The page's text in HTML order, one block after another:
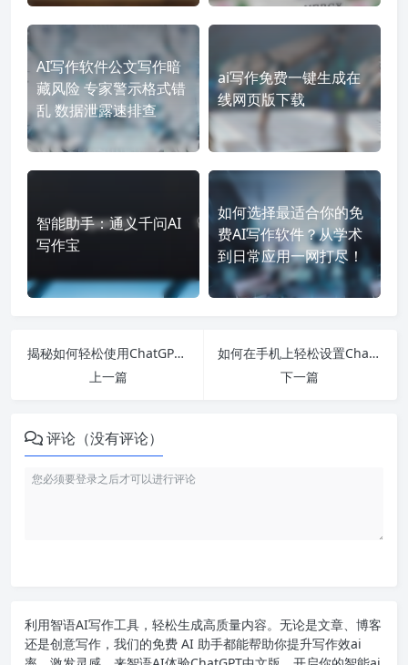
AI写作软件公文写作暗
藏风险 专家警示格式错
乱 数据泄露速排查
ai写作免费一键生成在
线网页版下载
智能助手：通义千问AI
写作宝
如何选择最适合你的免
费AI写作软件？从学术
到日常应用一网打尽！
揭秘如何轻松使用ChatGPT中文网页版：设置中文、手机版与功能全解析
上一篇
如何在手机上轻松设置ChatGPT中文版？全方位解答你的问题与困惑
下一篇
评论（没有评论）
利用智语AI写作工具，轻松生成高质量内容。无论是文章、博客
还是创意写作，我们的免费 AI 助手都能帮助你提升写作效ai